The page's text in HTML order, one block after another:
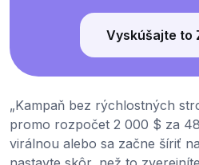
Vyskúšajte to
„Kampaň bez rýchlostných
promo rozpočet 2 000 $ za
virálnou alebo sa začne šíriť